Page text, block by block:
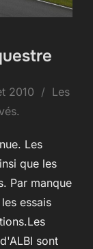
2010
Les
Les
que les
Par manque
essais
sont